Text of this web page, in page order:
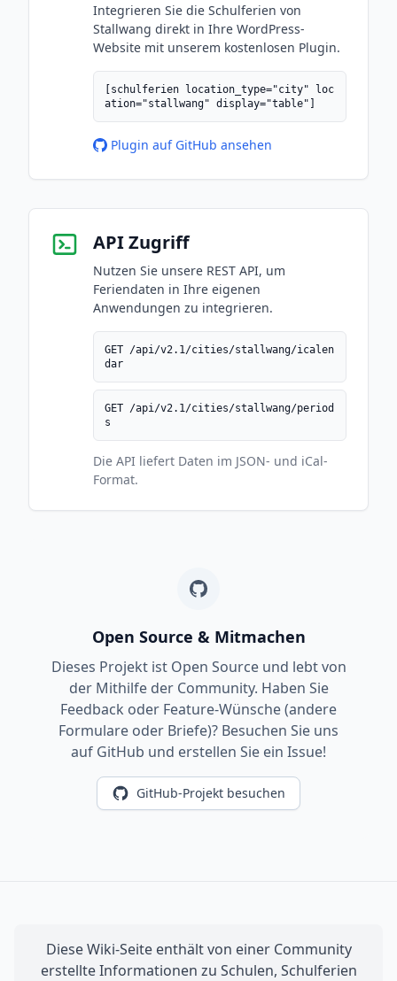
Integrieren Sie die Schulferien von
Stallwang direkt in Ihre WordPress-
Website mit unserem kostenlosen Plugin.
[schulferien location_type="city" loc
ation="stallwang" display="table"]
Plugin auf GitHub ansehen
API Zugriff
Nutzen Sie unsere REST API, um
Feriendaten in Ihre eigenen
Anwendungen zu integrieren.
GET /api/v2.1/cities/stallwang/icalen
dar
GET /api/v2.1/cities/stallwang/period
s
Die API liefert Daten im JSON- und iCal-
Format.
Open Source & Mitmachen
Dieses Projekt ist Open Source und lebt von
der Mithilfe der Community. Haben Sie
Feedback oder Feature-Wünsche (andere
Formulare oder Briefe)? Besuchen Sie uns
auf GitHub und erstellen Sie ein Issue!
GitHub-Projekt besuchen
Diese Wiki-Seite enthält von einer Community
erstellte Informationen zu Schulen, Schulferien